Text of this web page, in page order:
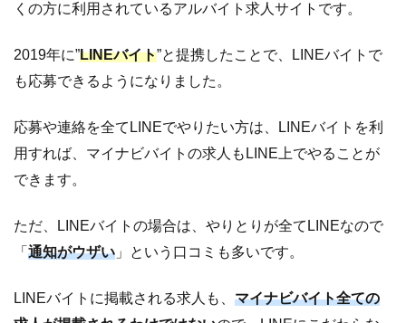
くの方に利用されているアルバイト求人サイトです。
2019年に”LINEバイト”と提携したことで、LINEバイトで
も応募できるようになりました。
応募や連絡を全てLINEでやりたい方は、LINEバイトを利
用すれば、マイナビバイトの求人もLINE上でやることが
できます。
ただ、LINEバイトの場合は、やりとりが全てLINEなので
「 通知がウザい 」という口コミも多いです。
LINEバイトに掲載される求人も、 マイナビバイト全ての